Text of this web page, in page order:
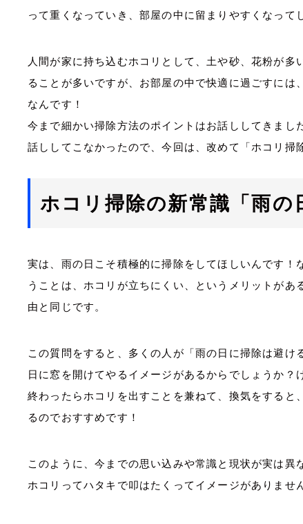
って重くなっていき、部屋の中に留まりやすくなって
人間が家に持ち込むホコリとして、土や砂、花粉が
ることが多いですが、お部屋の中で快適に過ごすに
なんです！
今まで細かい掃除方法のポイントはお話ししてきまし
話ししてこなかったので、今回は、改めて「ホコリ掃
ホコリ掃除の新常識「雨の
実は、雨の日こそ積極的に掃除をしてほしいんです！
うことは、ホコリが立ちにくい、というメリットが
由と同じです。
この質問をすると、多くの人が「雨の日に掃除は避
日に窓を開けてやるイメージがあるからでしょうか
終わったらホコリを出すことを兼ねて、換気をすると
るのでおすすめです！
このように、今までの思い込みや常識と現状が実は異
ホコリってハタキで叩はたくってイメージがありませ